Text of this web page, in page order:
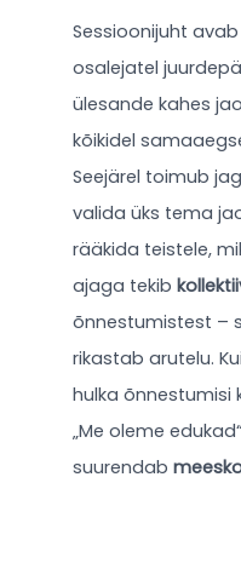
Sessioonijuht
osalejatel
ülesande kahes
kõikidel
Seejärel toimub
valida üks tema
rääkida teistele,
ajaga tekib
õnnestumistest –
rikastab arutelu.
hulka õnnestumisi
„Me oleme
suurendab